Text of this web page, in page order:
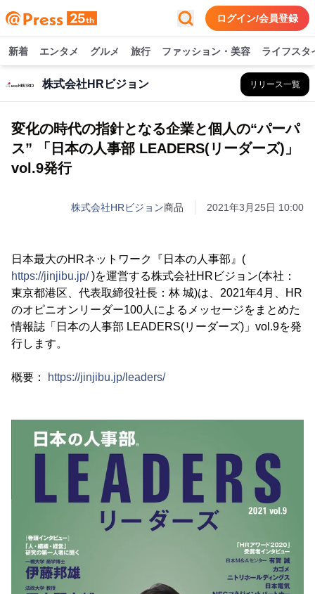
ログイン/会員登録
新着 エンタメ グルメ 旅行 ファッション・美容 ライフスタ
株式会社HRビジョン リリース一覧
変化の時代の指針となる企業と個人の“パーパ
ス” 「日本の人事部 LEADERS(リーダーズ)」
vol.9発行
株式会社HRビジョン商品 2021年3月25日 10:00
日本最大のHRネットワーク『日本の人事部』(
https://jinjibu.jp/)を運営する株式会社HRビジョン(本社：
東京都港区、代表取締役社長：林 城)は、2021年4月、HR
のオピニオンリーダー100人によるメッセージをまとめた
情報誌「日本の人事部 LEADERS(リーダーズ)」vol.9を発
行します。
概要： https://jinjibu.jp/leaders/